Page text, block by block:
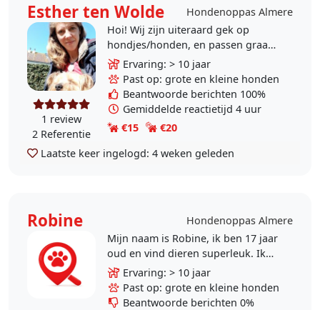
Esther ten Wolde Hondenoppas Almere
1 review
2 Referentie
Hoi! Wij zijn uiteraard gek op
hondjes/honden, en passen graag
op tijdens uw vakantie of als u een
dagje weg gaat. Ik heb ruime
ervaring met..
Ervaring: > 10 jaar
Past op: grote en kleine honden
Beantwoorde berichten 100%
Gemiddelde reactietijd 4 uur
€15
€20
Laatste keer ingelogd: 4 weken geleden
Robine
Hondenoppas Almere
Mijn naam is Robine, ik ben 17 jaar
oud en vind dieren superleuk. Ik
heb sinds mijn geboorte altijd een
superlief hondje gehad die er
helaas niet..
Ervaring: > 10 jaar
Past op: grote en kleine honden
Beantwoorde berichten 0%